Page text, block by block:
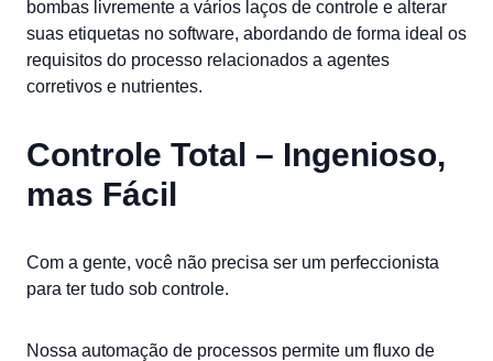
bombas livremente a vários laços de controle e alterar
suas etiquetas no software, abordando de forma ideal os
requisitos do processo relacionados a agentes
corretivos e nutrientes.
Controle Total – Ingenioso,
mas Fácil
Com a gente, você não precisa ser um perfeccionista
para ter tudo sob controle.
Nossa automação de processos permite um fluxo de